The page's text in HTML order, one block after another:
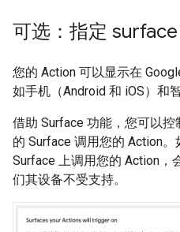
可选：指定
您的 Action 可以显示在
如手机（Android 和 iOS）和
借助 Surface 功能，您可以
的 Surface 调用您的 Action
Surface 上调用您的 Action，
们其设备不受支持。